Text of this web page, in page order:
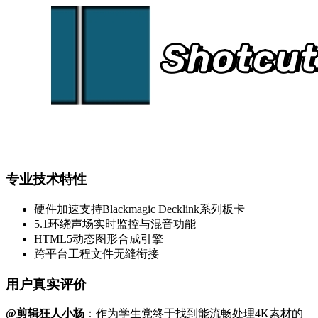
专业技术特性
硬件加速支持Blackmagic Decklink系列板卡
5.1环绕声场实时监控与混音功能
HTML5动态图形合成引擎
跨平台工程文件无缝衔接
用户真实评价
@剪辑狂人小杨 ：作为学生党终于找到能流畅处理4K素材的